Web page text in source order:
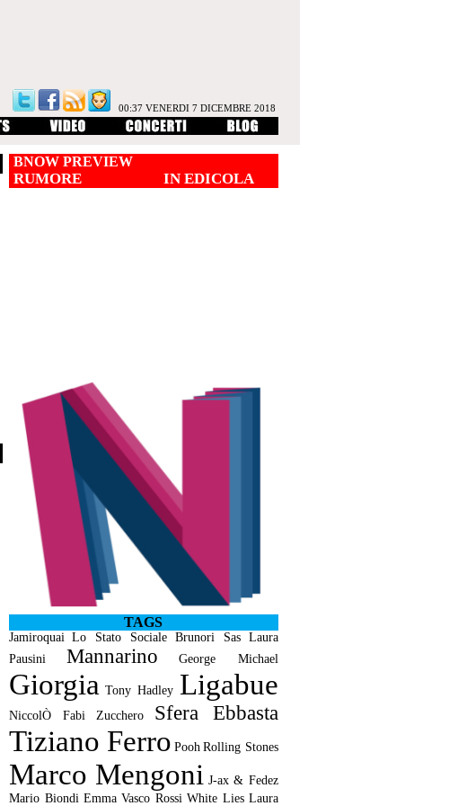
00:37 VENERDI 7 DICEMBRE 2018
BNOW PREVIEW
RUMORE IN EDICOLA
TAGS
Jamiroquai Lo Stato Sociale Brunori Sas
Laura
Pausini
Mannarino George Michael
Giorgia Tony Hadley Ligabue
NiccolÒ Fabi Zucchero Sfera Ebbasta
Tiziano Ferro Pooh Rolling Stones
Marco Mengoni J-ax & Fedez
Mario Biondi Emma Vasco Rossi White Lies Laura